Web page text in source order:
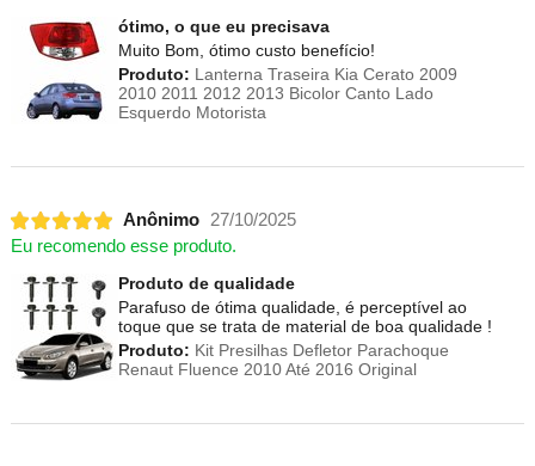
ótimo, o que eu precisava
Muito Bom, ótimo custo benefício!
Produto: Lanterna Traseira Kia Cerato 2009
2010 2011 2012 2013 Bicolor Canto Lado
Esquerdo Motorista
Anônimo 27/10/2025
Eu recomendo esse produto.
Produto de qualidade
Parafuso de ótima qualidade, é perceptível ao
toque que se trata de material de boa qualidade !
Produto: Kit Presilhas Defletor Parachoque
Renaut Fluence 2010 Até 2016 Original